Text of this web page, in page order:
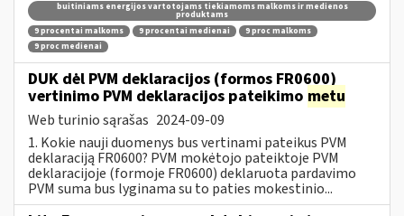
buitiniams energijos vartotojams tiekiamoms malkoms ir medienos
produktams
9 procentai malkoms
9 procentai medienai
9 proc malkoms
9 proc medienai
DUK dėl PVM deklaracijos (formos FR0600)
vertinimo PVM deklaracijos pateikimo metu
Web turinio sąrašas 2024-09-09
1. Kokie nauji duomenys bus vertinami pateikus PVM
deklaraciją FR0600? PVM mokėtojo pateiktoje PVM
deklaracijoje (formoje FR0600) deklaruota pardavimo
PVM suma bus lyginama su to paties mokestinio...